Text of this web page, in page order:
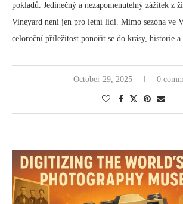
pokladů. Jedinečný a nezapomenutelný zážitek z
Vineyard není jen pro letní lidi. Mimo sezóna ve
celoroční příležitost ponořit se do krásy, historie
October 29, 2025 0